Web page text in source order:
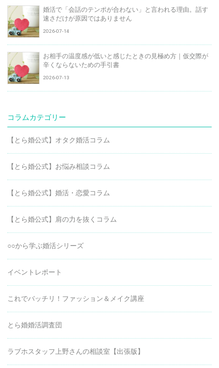
婚活で「会話のテンポが合わない」と言われる理由。話す
速さだけが原因ではありません
2026-07-14
お相手の温度感が低いと感じたときの見極め方｜仮交際が
辛くならないための手引書
2026-07-13
コラムカテゴリー
【とら婚公式】オタク婚活コラム
【とら婚公式】お悩み相談コラム
【とら婚公式】婚活・恋愛コラム
【とら婚公式】肩の力を抜くコラム
○○から学ぶ婚活シリーズ
イベントレポート
これでバッチリ！ファッション＆メイク講座
とら婚婚活調査団
ラブホスタッフ上野さんの相談室【出張版】